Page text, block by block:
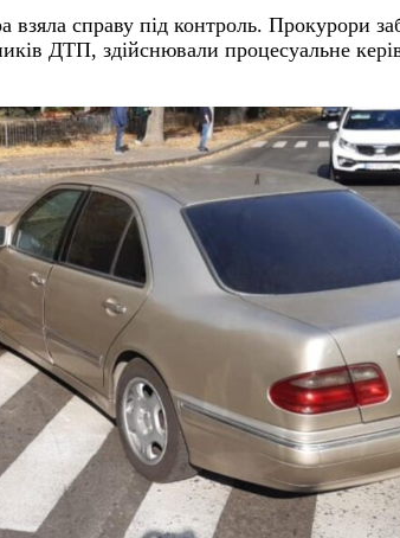
взяла справу під контроль. Прокурори
ДТП, здійснювали процесуальне